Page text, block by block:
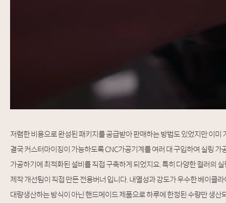
저렴한 비용으로 완성된 패키지를 공급받아 판매하는 방법도 있었지만 이
결국 커스터마이징이 가능하도록 CNC가공기계를 여러 대 구입하여 실링
가공하기에 최적화된 설비를 직접 구축하게 되었지요. 특히 다양한 컬러의
제작 개선팀이 직접 만든 전용버너 입니다. 내열성과 강도가 우수한 베이클
대량생산하는 방식이 아닌 핸드메이드 제품으로 하루에 한정된 수량만 생